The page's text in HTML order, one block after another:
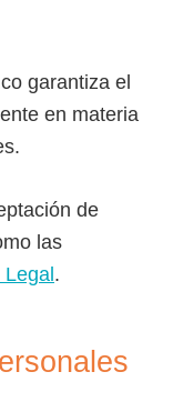
garantiza el
en materia
de
las
.